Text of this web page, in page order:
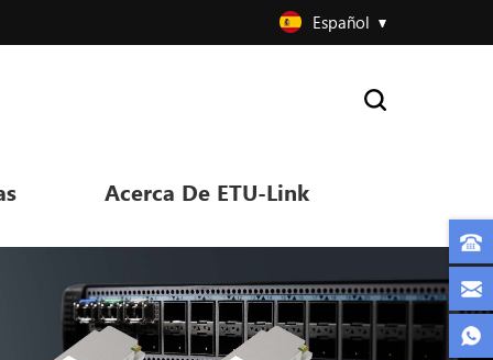
Español
Acerca De ETU-Link